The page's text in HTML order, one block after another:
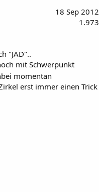
18 Sep 2012
1.973
"JAD"..
mit Schwerpunkt
momentan
erst immer einen Trick